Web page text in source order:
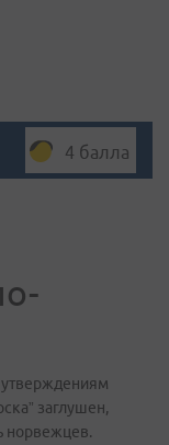
4 балла
утверждениям
заглушен,
норвежцев.